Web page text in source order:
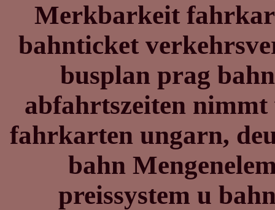
Merkbarkeit
bahnticket
busplan prag
abfahrtszeiten
fahrkarten ungarn,
bahn
preissystem u